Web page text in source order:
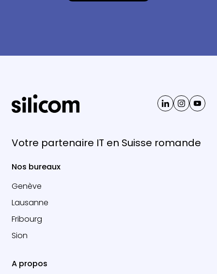
Votre partenaire IT en Suisse romande
Nos bureaux
Genève
Lausanne
Fribourg
Sion
A propos